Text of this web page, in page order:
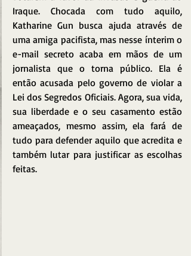
Iraque. Chocada com tudo aquilo,
Katharine Gun busca ajuda através de
uma amiga pacifista, mas nesse ínterim o
e-mail secreto acaba em mãos de um
jornalista que o torna público. Ela é
então acusada pelo governo de violar a
Lei dos Segredos Oficiais. Agora, sua vida,
sua liberdade e o seu casamento estão
ameaçados, mesmo assim, ela fará de
tudo para defender aquilo que acredita e
também lutar para justificar as escolhas
feitas.